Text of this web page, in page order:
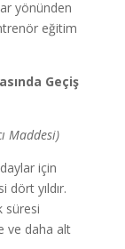
yönünden
eğitim
Geçiş
Maddesi)
için
dört yıldır.
süresi
ve daha alt